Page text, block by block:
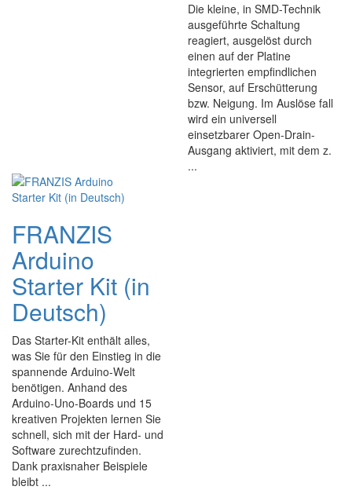
Die kleine, in SMD-Technik
ausgeführte Schaltung
reagiert, ausgelöst durch
einen auf der Platine
integrierten empfindlichen
Sensor, auf Erschütterung
bzw. Neigung. Im Auslöse fall
wird ein universell
einsetzbarer Open-Drain-
Ausgang aktiviert, mit dem z.
...
FRANZIS
Arduino
Starter Kit (in
Deutsch)
Das Starter-Kit enthält alles,
was Sie für den Einstieg in die
spannende Arduino-Welt
benötigen. Anhand des
Arduino-Uno-Boards und 15
kreativen Projekten lernen Sie
schnell, sich mit der Hard- und
Software zurechtzufinden.
Dank praxisnaher Beispiele
bleibt ...